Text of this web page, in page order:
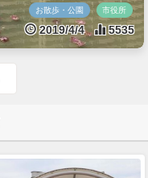
お散歩・公園 市役所
2019/4/4 5535